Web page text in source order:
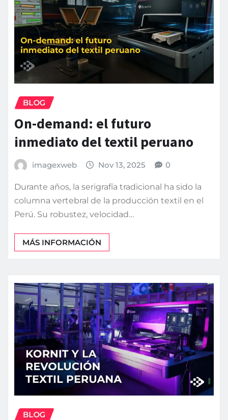
BLOG
On-demand: el futuro
inmediato del textil peruano
imagexweb Nov 13, 2025 0
Durante años, la serigrafía tradicional ha sido la
columna vertebral de la producción textil en el
Perú. Su robustez, velocidad…
MÁS INFORMACIÓN
BLOG